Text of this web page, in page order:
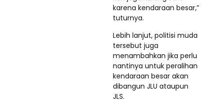
karena kendaraan besar,”
tuturnya.
Lebih lanjut, politisi muda
tersebut juga
menambahkan jika perlu
nantinya untuk peralihan
kendaraan besar akan
dibangun JLU ataupun
JLS.